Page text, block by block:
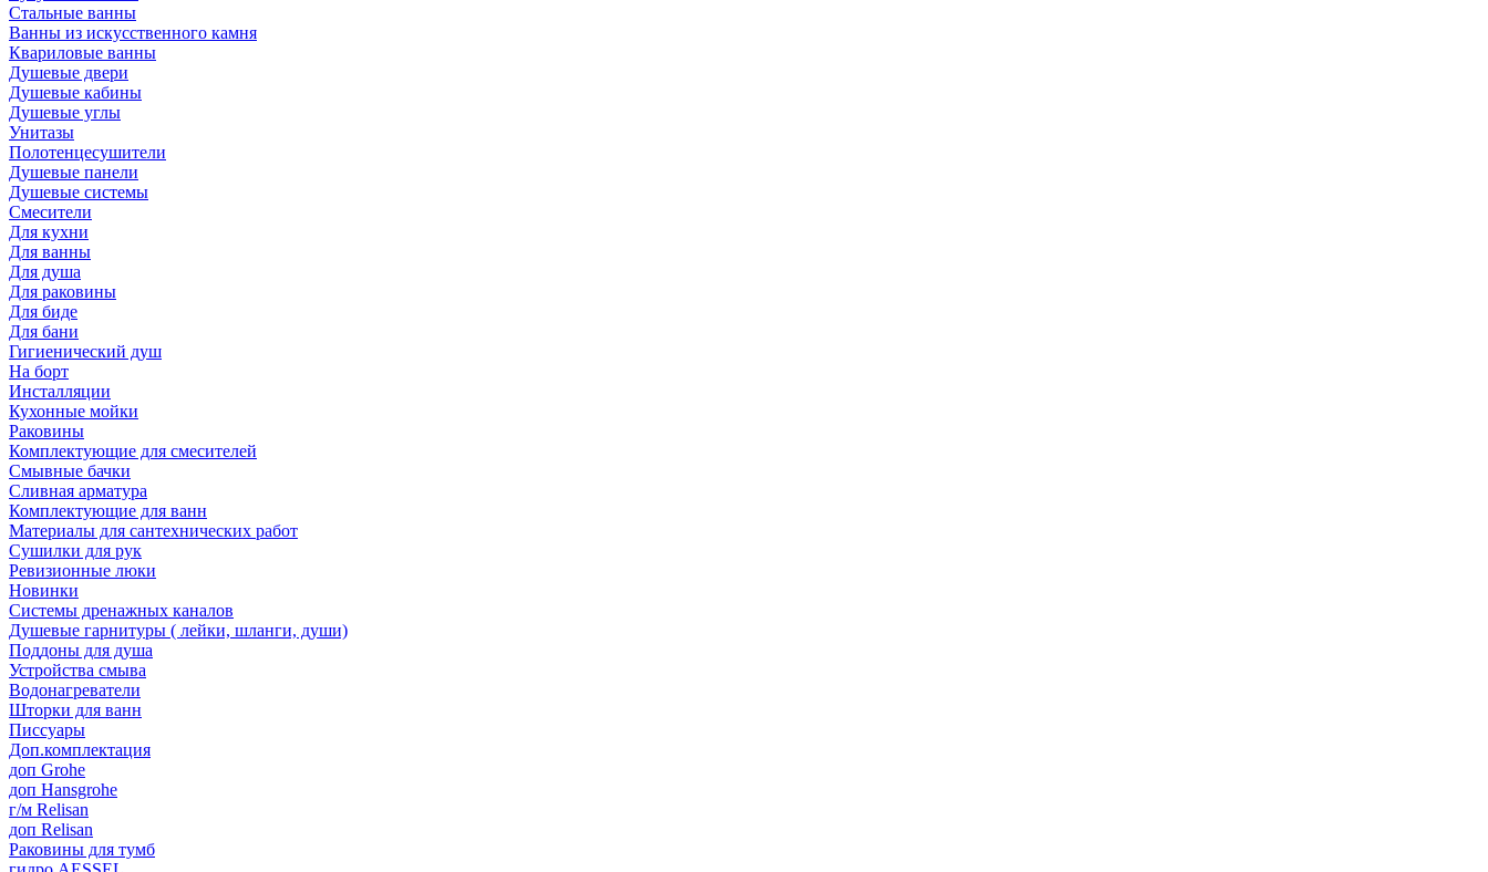
Стальные ванны
Ванны из искусственного камня
Квариловые ванны
Душевые двери
Душевые кабины
Душевые углы
Унитазы
Полотенцесушители
Душевые панели
Душевые системы
Смесители
Для кухни
Для ванны
Для душа
Для раковины
Для биде
Для бани
Гигиенический душ
На борт
Инсталляции
Кухонные мойки
Раковины
Комплектующие для смесителей
Смывные бачки
Сливная арматура
Комплектующие для ванн
Материалы для сантехнических работ
Сушилки для рук
Ревизионные люки
Новинки
Системы дренажных каналов
Душевые гарнитуры ( лейки, шланги, души)
Поддоны для душа
Устройства смыва
Водонагреватели
Шторки для ванн
Писсуары
Доп.комплектация
доп Grohe
доп Hansgrohe
г/м Relisan
доп Relisan
Раковины для тумб